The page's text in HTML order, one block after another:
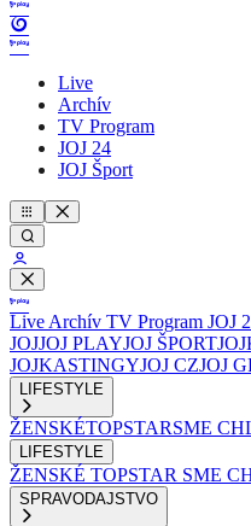
Live
Archív
TV Program
JOJ 24
JOJ Šport
Live Archív TV Program JOJ
JOJJOJ PLAYJOJ ŠPORT
JOJKASTINGYJOJ CZJOJ
LIFESTYLE
ŽENSKÉTOPSTARSME
LIFESTYLE
ŽENSKÉ TOPSTAR SME
SPRAVODAJSTVO